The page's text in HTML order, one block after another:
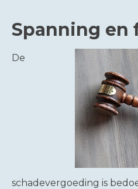
Spanning en
De
schadevergoeding is